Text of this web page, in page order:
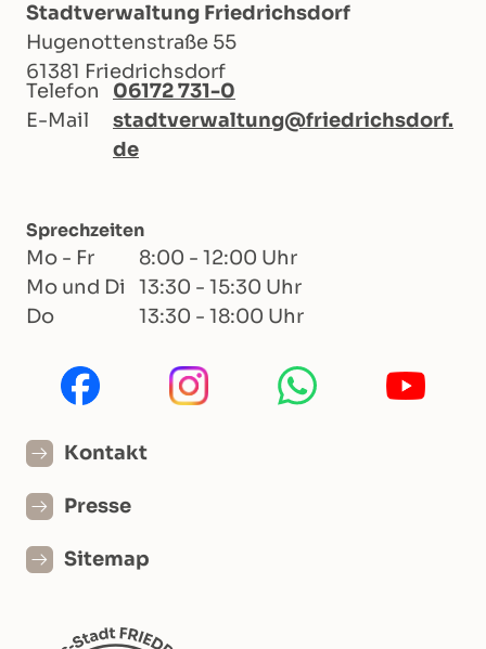
Stadtverwaltung Friedrichsdorf
Hugenottenstraße 55
61381 Friedrichsdorf
Telefon
06172 731-0
E-Mail
stadtverwaltung@friedrichsdorf.
de
Sprechzeiten
Mo - Fr
8:00 - 12:00 Uhr
Mo und Di
13:30 - 15:30 Uhr
Do
13:30 - 18:00 Uhr
Kontakt
Presse
Sitemap